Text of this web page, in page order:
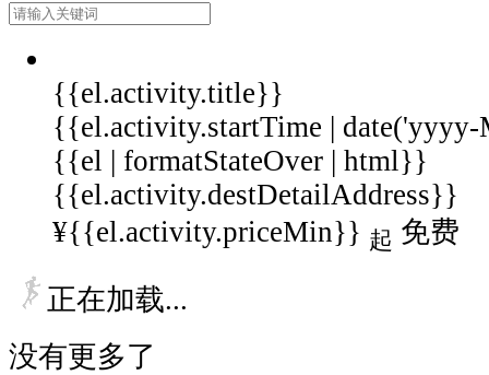
{{el.activity.title}}
{{el.activity.startTime |
{{el | formatStateOver | html}}
{{el.activity.destDetailAddress}}
¥{{el.activity.priceMin}} 起 免费
正在加载...
没有更多了